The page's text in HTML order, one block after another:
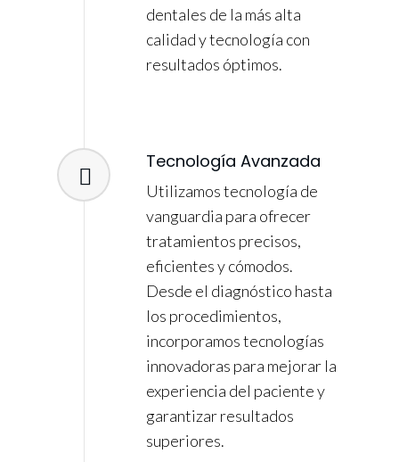
dentales de la más alta
calidad y tecnología con
resultados óptimos.
Tecnología Avanzada
Utilizamos tecnología de
vanguardia para ofrecer
tratamientos precisos,
eficientes y cómodos.
Desde el diagnóstico hasta
los procedimientos,
incorporamos tecnologías
innovadoras para mejorar la
experiencia del paciente y
garantizar resultados
superiores.